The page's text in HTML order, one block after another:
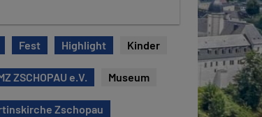
Fest Highlight Kinder
ZSCHOPAU e.V. Museum
Zschopau